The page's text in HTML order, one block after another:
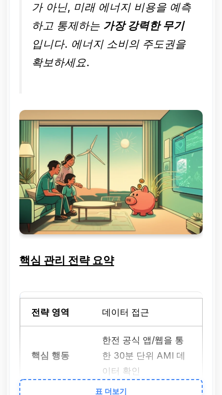
가 아닌, 미래 에너지 비용을 예측
하고 통제하는 가장 강력한 무기
입니다. 에너지 소비의 주도권을
확보하세요.
핵심 관리 전략 요약
데이터 접근
한전 공식 앱/웹을 통
한 30분 단위 AMI 데
이터 확인
표 더보기